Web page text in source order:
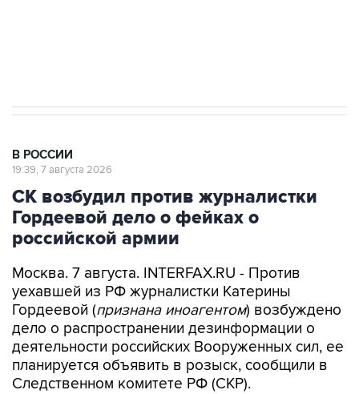
В РОССИИ
19:39, 7 августа 2026
СК возбудил против журналистки
Гордеевой дело о фейках о
российской армии
Москва. 7 августа. INTERFAX.RU - Против
уехавшей из РФ журналистки Катерины
Гордеевой (признана иноагентом) возбуждено
дело о распространении дезинформации о
деятельности российских Вооруженных сил, ее
планируется объявить в розыск, сообщили в
Следственном комитете РФ (СКР).